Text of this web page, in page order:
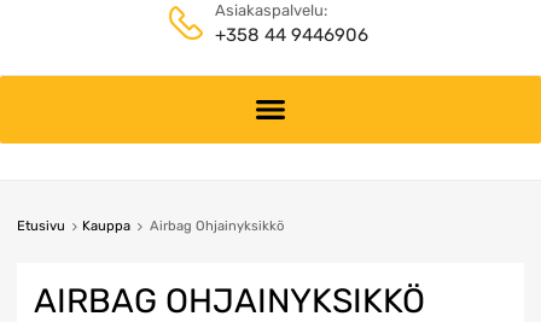
Asiakaspalvelu:
+358 44 9446906
content
Etusivu Kauppa Airbag Ohjainyksikkö
AIRBAG OHJAINYKSIKKÖ